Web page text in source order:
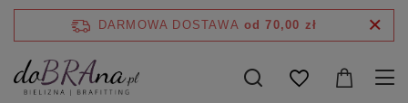
DARMOWA DOSTAWA od 70,00 zł